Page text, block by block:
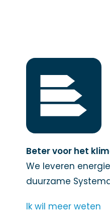
Beter voor het
We leveren
duurzame
Ik wil meer weten